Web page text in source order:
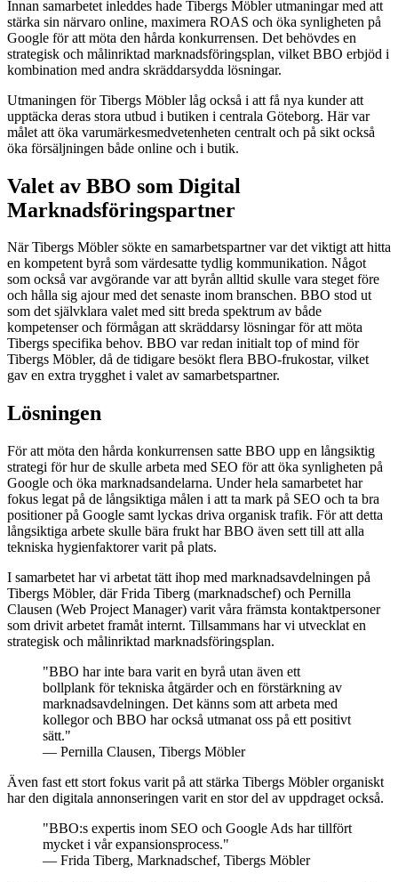
Innan samarbetet inleddes hade Tibergs Möbler utmaningar med att
stärka sin närvaro online, maximera ROAS och öka synligheten på
Google för att möta den hårda konkurrensen. Det behövdes en
strategisk och målinriktad marknadsföringsplan, vilket BBO erbjöd i
kombination med andra skräddarsydda lösningar.
Utmaningen för Tibergs Möbler låg också i att få nya kunder att
upptäcka deras stora utbud i butiken i centrala Göteborg. Här var
målet att öka varumärkesmedvetenheten centralt och på sikt också
öka försäljningen både online och i butik.
Valet av BBO som Digital
Marknadsföringspartner
När Tibergs Möbler sökte en samarbetspartner var det viktigt att hitta
en kompetent byrå som värdesatte tydlig kommunikation. Något
som också var avgörande var att byrån alltid skulle vara steget före
och hålla sig ajour med det senaste inom branschen. BBO stod ut
som det självklara valet med sitt breda spektrum av både
kompetenser och förmågan att skräddarsy lösningar för att möta
Tibergs specifika behov. BBO var redan initialt top of mind för
Tibergs Möbler, då de tidigare besökt flera BBO-frukostar, vilket
gav en extra trygghet i valet av samarbetspartner.
Lösningen
För att möta den hårda konkurrensen satte BBO upp en långsiktig
strategi för hur de skulle arbeta med SEO för att öka synligheten på
Google och öka marknadsandelarna. Under hela samarbetet har
fokus legat på de långsiktiga målen i att ta mark på SEO och ta bra
positioner på Google samt lyckas driva organisk trafik. För att detta
långsiktiga arbete skulle bära frukt har BBO även sett till att alla
tekniska hygienfaktorer varit på plats.
I samarbetet har vi arbetat tätt ihop med marknadsavdelningen på
Tibergs Möbler, där Frida Tiberg (marknadschef) och Pernilla
Clausen (Web Project Manager) varit våra främsta kontaktpersoner
som drivit arbetet framåt internt. Tillsammans har vi utvecklat en
strategisk och målinriktad marknadsföringsplan.
"BBO har inte bara varit en byrå utan även ett
bollplank för tekniska åtgärder och en förstärkning av
marknadsavdelningen. Det känns som att arbeta med
kollegor och BBO har också utmanat oss på ett positivt
sätt."
— Pernilla Clausen, Tibergs Möbler
Även fast ett stort fokus varit på att stärka Tibergs Möbler organiskt
har den digitala annonseringen varit en stor del av uppdraget också.
"BBO:s expertis inom SEO och Google Ads har tillfört
mycket i vår expansionsprocess."
— Frida Tiberg, Marknadschef, Tibergs Möbler